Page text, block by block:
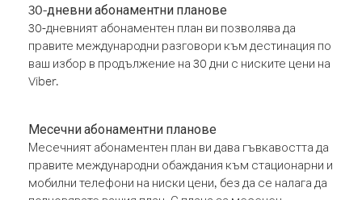
30-дневни абонаментни планове
30-дневният абонаментен план ви позволява да
правите международни разговори към дестинация по
ваш избор в продължение на 30 дни с ниските цени на
Viber.
Месечни абонаментни планове
Месечният абонаментен план ви дава гъвкавостта да
правите международни обаждания към стационарни и
мобилни телефони на ниски цени, без да се налага да